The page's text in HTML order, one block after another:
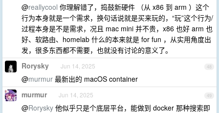
@reallycool 你理解错了，捣鼓新硬件 （从 x86 到 arm ）这个
行为本身就是一个需求，换句话说就是买来玩的，“玩”这个行为/
过程本身是不是需求，况且 mac mini 并不贵，x86 也好 arm 也
好、软路由、homelab 什么的本来就是 for fun ，从实用角度出
发，很多东西都不需要，也就没有讨论的意义了。
48
Rorysky Jun 14, 2025
@murmur 最新出的 macOS container
49
murmur Jun 14, 2025
@Rorysky 他似乎只是个底层平台，能做到 docker 那种搜索即